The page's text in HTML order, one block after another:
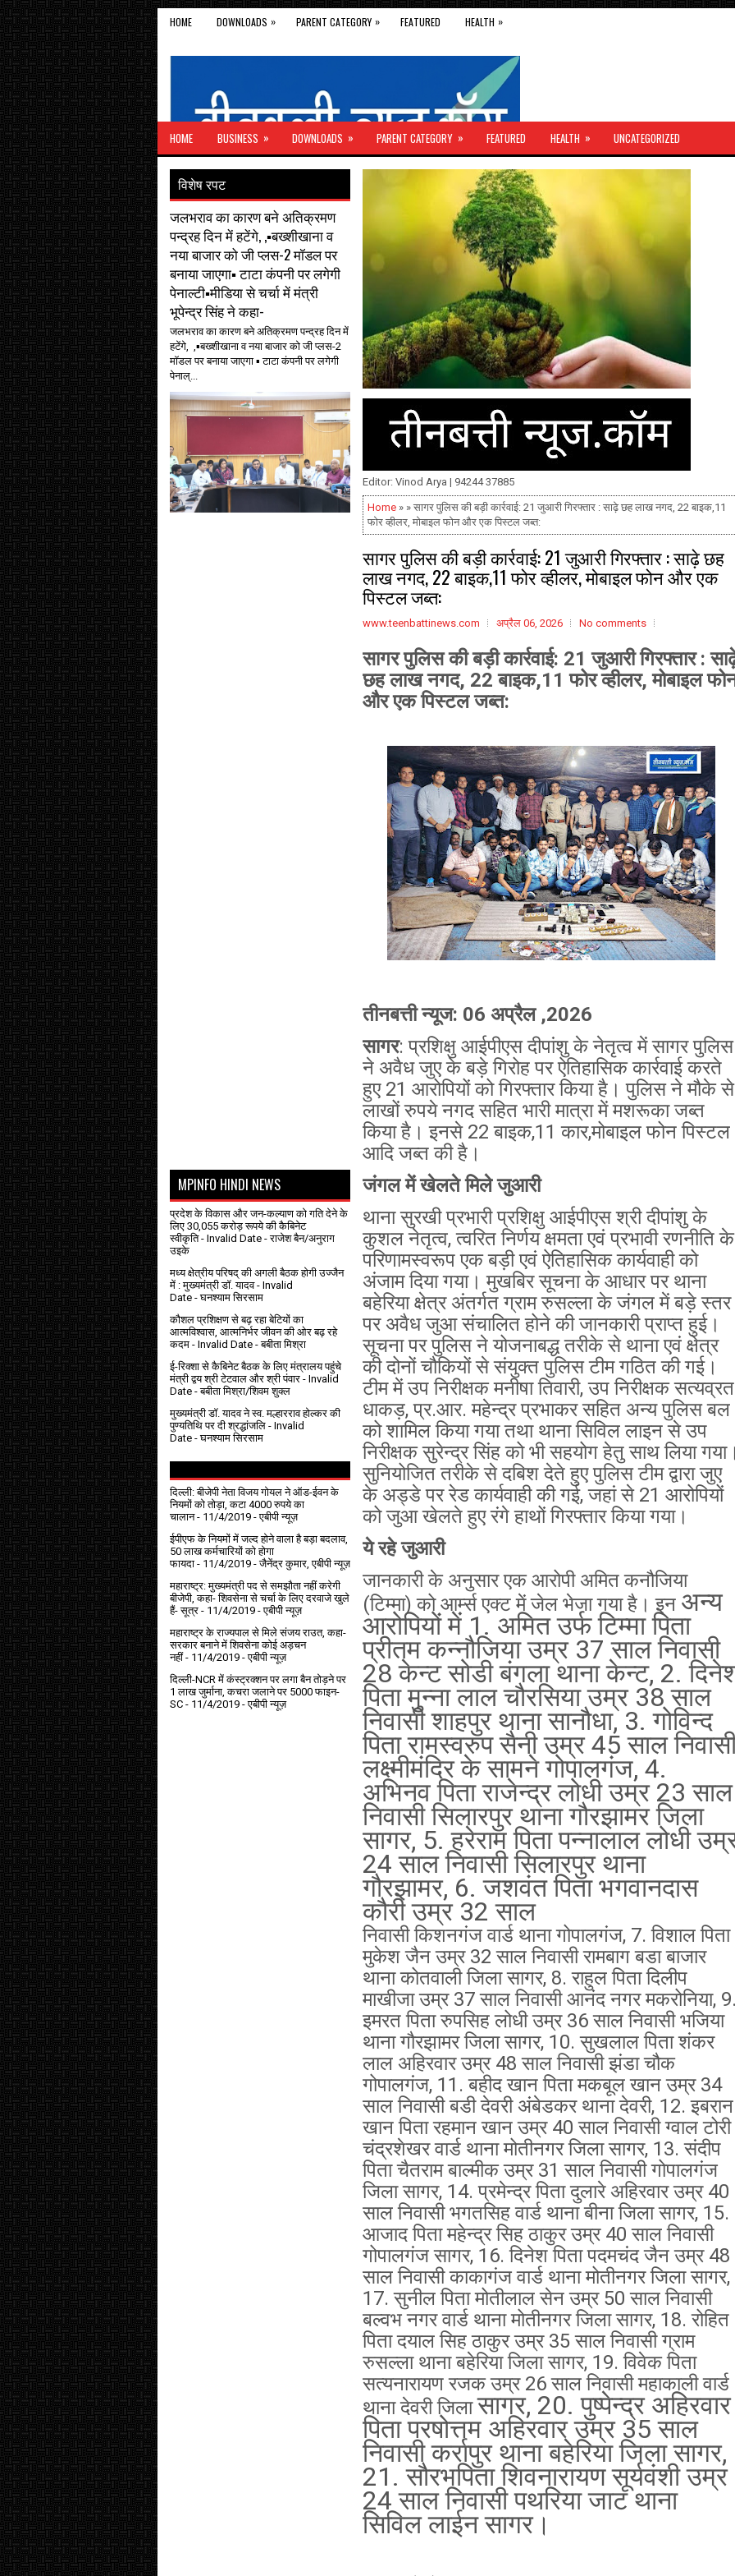
HOME DOWNLOADS » PARENT CATEGORY » FEATURED HEALTH »
HOME BUSINESS » DOWNLOADS » PARENT CATEGORY » FEATURED HEALTH » UNCATEGORIZED
Editor: Vinod Arya | 94244 37885
Home » » सागर पुलिस की बड़ी कार्रवाई: 21 जुआरी गिरफ्तार : साढ़े छह लाख नगद, 22 बाइक,11
फोर व्हीलर, मोबाइल फोन और एक पिस्टल जब्त:
सागर पुलिस की बड़ी कार्रवाई: 21 जुआरी गिरफ्तार : साढ़े छह
लाख नगद, 22 बाइक,11 फोर व्हीलर, मोबाइल फोन और एक
पिस्टल जब्त:
www.teenbattinews.com अप्रैल 06, 2026 No comments
सागर पुलिस की बड़ी कार्रवाई: 21 जुआरी गिरफ्तार :
छह लाख नगद, 22 बाइक,11 फोर व्हीलर, मोबाइल
और एक पिस्टल जब्त:
तीनबत्ती न्यूज: 06 अप्रैल ,2026
सागर: प्रशिक्षु आईपीएस दीपांशु के नेतृत्व में सागर पुलिस
ने अवैध जुए के बड़े गिरोह पर ऐतिहासिक कार्रवाई करते
हुए 21 आरोपियों को गिरफ्तार किया है। पुलिस ने मौके से
लाखों रुपये नगद सहित भारी मात्रा में मशरूका जब्त
किया है। इनसे 22 बाइक,11 कार,मोबाइल फोन पिस्टल
आदि जब्त की है।
जंगल में खेलते मिले जुआरी
थाना सुरखी प्रभारी प्रशिक्षु आईपीएस श्री दीपांशु के
कुशल नेतृत्व, त्वरित निर्णय क्षमता एवं प्रभावी रणनीति के
परिणामस्वरूप एक बड़ी एवं ऐतिहासिक कार्यवाही को
अंजाम दिया गया। मुखबिर सूचना के आधार पर थाना
बहेरिया क्षेत्र अंतर्गत ग्राम रुसल्ला के जंगल में बड़े स्तर
पर अवैध जुआ संचालित होने की जानकारी प्राप्त हुई।
सूचना पर पुलिस ने योजनाबद्ध तरीके से थाना एवं क्षेत्र
की दोनों चौकियों से संयुक्त पुलिस टीम गठित की गई।
टीम में उप निरीक्षक मनीषा तिवारी, उप निरीक्षक सत्यव्रत
धाकड़, प्र.आर. महेन्द्र प्रभाकर सहित अन्य पुलिस बल
को शामिल किया गया तथा थाना सिविल लाइन से उप
निरीक्षक सुरेन्द्र सिंह को भी सहयोग हेतु साथ लिया
सुनियोजित तरीके से दबिश देते हुए पुलिस टीम द्वारा जुए
के अड्डे पर रेड कार्यवाही की गई, जहां से 21 आरोपियों
को जुआ खेलते हुए रंगे हाथों गिरफ्तार किया गया।
ये रहे जुआरी
जानकारी के अनुसार एक आरोपी अमित कनौजिया
(टिम्मा) को आर्म्स एक्ट में जेल भेजा गया है। इन अन्य
आरोपियों में 1. अमित उर्फ टिम्मा पिता
प्रीतम कन्नौजिया उम्र 37 साल निवासी
28 केन्ट सोडी बंगला थाना केन्ट, 2.
पिता मुन्ना लाल चौरसिया उम्र 38 साल
निवासी शाहपुर थाना सानौधा, 3. गोविन्द
पिता रामस्वरुप सैनी उम्र 45 साल
लक्ष्मीमंदिर के सामने गोपालगंज, 4.
अभिनव पिता राजेन्द्र लोधी उम्र 23 साल
निवासी सिलारपुर थाना गौरझामर जिला
सागर, 5. हरेराम पिता पन्नालाल लोधी
24 साल निवासी सिलारपुर थाना
गौरझामर, 6. जशवंत पिता भगवानदास
कौरी उम्र 32 साल
निवासी किशनगंज वार्ड थाना गोपालगंज, 7. विशाल पिता
मुकेश जैन उम्र 32 साल निवासी रामबाग बडा बाजार
थाना कोतवाली जिला सागर, 8. राहुल पिता दिलीप
माखीजा उम्र 37 साल निवासी आनंद नगर मकरोनिया,
इमरत पिता रुपसिह लोधी उम्र 36 साल निवासी भजिया
थाना गौरझामर जिला सागर, 10. सुखलाल पिता शंकर
लाल अहिरवार उम्र 48 साल निवासी झंडा चौक
गोपालगंज, 11. बहीद खान पिता मकबूल खान उम्र 34
साल निवासी बडी देवरी अंबेडकर थाना देवरी, 12. इबरान
खान पिता रहमान खान उम्र 40 साल निवासी ग्वाल टोरी
चंद्रशेखर वार्ड थाना मोतीनगर जिला सागर, 13. संदीप
पिता चैतराम बाल्मीक उम्र 31 साल निवासी गोपालगंज
जिला सागर, 14. प्रमेन्द्र पिता दुलारे अहिरवार उम्र 40
साल निवासी भगतसिह वार्ड थाना बीना जिला सागर, 15.
आजाद पिता महेन्द्र सिह ठाकुर उम्र 40 साल निवासी
गोपालगंज सागर, 16. दिनेश पिता पदमचंद जैन उम्र 48
साल निवासी काकागंज वार्ड थाना मोतीनगर जिलासागर,
17. सुनील पिता मोतीलाल सेन उम्र 50 साल निवासी
बल्वभ नगर वार्ड थाना मोतीनगर जिला सागर, 18. रोहित
पिता दयाल सिह ठाकुर उम्र 35 साल निवासी ग्राम
रुसल्ला थाना बहेरिया जिला सागर, 19. विवेक पिता
सत्यनारायण रजक उम्र 26 साल निवासी महाकाली वार्ड
थाना देवरी जिलासागर, 20. पुष्पेन्द्र अहिरवार
पिता परषोत्तम अहिरवार उम्र 35 साल
निवासी कर्रापुर थाना बहेरिया जिला सागर,
21. सौरभपिता शिवनारायण सूर्यवंशी उम्र
24 साल निवासी पथरिया जाट थाना
सिविल लाईन सागर।
विशेष रपट
जलभराव का कारण बने अतिक्रमण
पन्द्रह दिन में हटेंगे, ,▪️बख्शीखाना व
नया बाजार को जी प्लस-2 मॉडल पर
बनाया जाएगा▪️ टाटा कंपनी पर लगेगी
पेनाल्टी▪️मीडिया से चर्चा में मंत्री
भूपेन्द्र सिंह ने कहा-
जलभराव का कारण बने अतिक्रमण पन्द्रह दिन में
हटेंगे, ,▪️बख्शीखाना व नया बाजार को जी प्लस-2
मॉडल पर बनाया जाएगा ▪️ टाटा कंपनी पर लगेगी
पेनाल्...
MPINFO HINDI NEWS
प्रदेश के विकास और जन-कल्याण को गति देने के
लिए 30,055 करोड़ रूपये की कैबिनेट
स्वीकृति- Invalid Date - राजेश बैन/अनुराग
उइके
मध्य क्षेत्रीय परिषद् की अगली बैठक होगी उज्जैन
में : मुख्यमंत्री डॉ. यादव- Invalid
Date - घनश्याम सिरसाम
कौशल प्रशिक्षण से बढ़ रहा बेटियों का
आत्मविश्वास, आत्मनिर्भर जीवन की ओर बढ़ रहे
कदम - Invalid Date - बबीता मिश्रा
ई-रिक्शा से कैबिनेट बैठक के लिए मंत्रालय पहुंचे
मंत्री द्वय श्री टेटवाल और श्री पंवार - Invalid
Date - बबीता मिश्रा/शिवम शुक्ल
मुख्यमंत्री डॉ. यादव ने स्व. मल्हारराव होल्कर की
पुण्यतिथि पर दी श्रद्धांजलि - Invalid
Date - घनश्याम सिरसाम
दिल्ली: बीजेपी नेता विजय गोयल ने ऑड-ईवन के
नियमों को तोड़ा, कटा 4000 रुपये का
चालान- 11/4/2019 - एबीपी न्यूज़
ईपीएफ के नियमों में जल्द होने वाला है बड़ा बदलाव,
50 लाख कर्मचारियों को होगा
फायदा - 11/4/2019 - जैनेंद्र कुमार, एबीपी न्यूज़
महाराष्ट्र: मुख्यमंत्री पद से समझौता नहीं करेगी
बीजेपी, कहा- शिवसेना से चर्चा के लिए दरवाजे खुले
हैं- सूत्र - 11/4/2019 - एबीपी न्यूज़
महाराष्ट्र के राज्यपाल से मिले संजय राउत, कहा-
सरकार बनाने में शिवसेना कोई अड़चन
नहीं- 11/4/2019 - एबीपी न्यूज़
दिल्ली-NCR में कंस्ट्रक्शन पर लगा बैन तोड़ने पर
1 लाख जुर्माना, कचरा जलाने पर ₹5000 फाइन-
SC - 11/4/2019 - एबीपी न्यूज़